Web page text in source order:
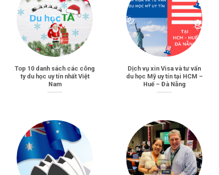
Top 10 danh sách các công
ty du học uy tín nhất Việt
Nam
Dịch vụ xin Visa và tư vấn
du học Mỹ uy tín tại HCM –
Huế – Đà Nẵng